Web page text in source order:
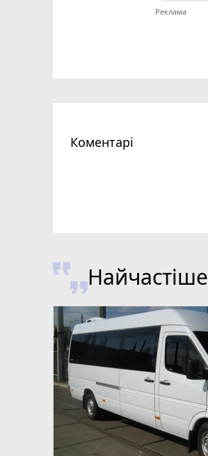
Коментарі
Найчастіше